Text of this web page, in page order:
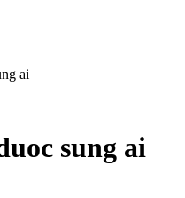
ai
sung ai